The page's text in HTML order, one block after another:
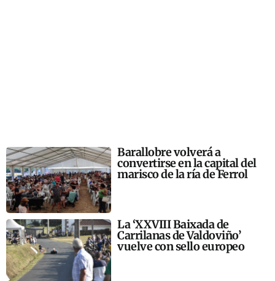
Barallobre volverá a
convertirse en la capital del
marisco de la ría de Ferrol
La ‘XXVIII Baixada de
Carrilanas de Valdoviño’
vuelve con sello europeo